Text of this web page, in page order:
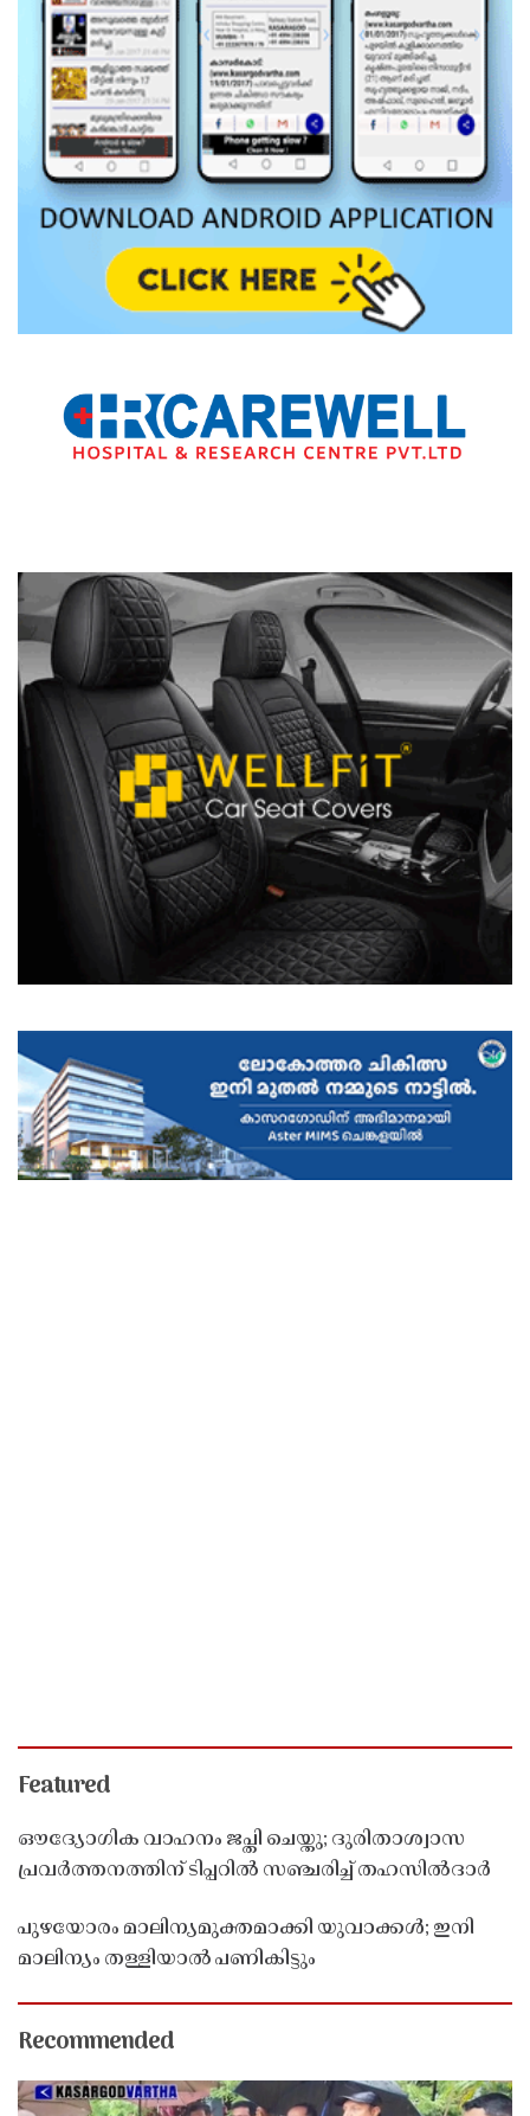
Featured
ഔദ്യോഗിക വാഹനം ജപ്തി ചെയ്തു; ദുരിതാശ്വാസ
പ്രവർത്തനത്തിന് ടിപ്പറിൽ സഞ്ചരിച്ച് തഹസിൽദാർ
പുഴയോരം മാലിന്യമുക്തമാക്കി യുവാക്കൾ; ഇനി
മാലിന്യം തള്ളിയാൽ പണികിട്ടും
Recommended